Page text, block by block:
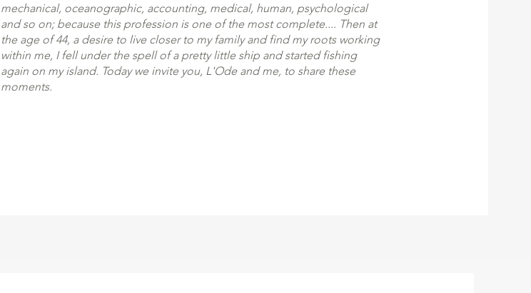
mechanical, oceanographic, accounting, medical, human, psychological
and so on; because this profession is one of the most complete.... Then at
the age of 44, a desire to live closer to my family and find my roots working
within me, I fell under the spell of a pretty little ship and started fishing
again on my island. Today we invite you, L'Ode and me, to share these
moments.